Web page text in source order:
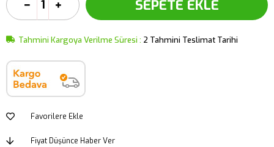
Tahmini Kargoya Verilme Süresi : 2 Tahmini Teslimat Tarihi
Favorilere Ekle
Fiyat Düşünce Haber Ver